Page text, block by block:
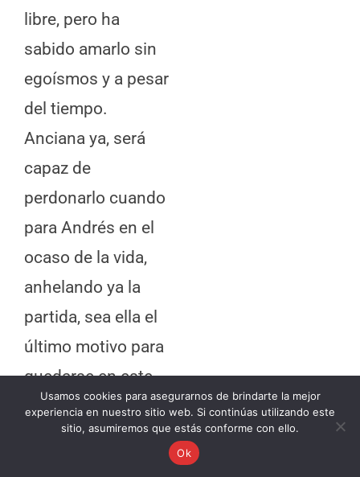
libre, pero ha
sabido amarlo sin
egoísmos y a pesar
del tiempo.
Anciana ya, será
capaz de
perdonarlo cuando
para Andrés en el
ocaso de la vida,
anhelando ya la
partida, sea ella el
último motivo para
quedarse en este
mundo, el último
refugio de tanta
Usamos cookies para asegurarnos de brindarte la mejor
experiencia en nuestro sitio web. Si continúas utilizando este
sitio, asumiremos que estás conforme con ello.
Ok